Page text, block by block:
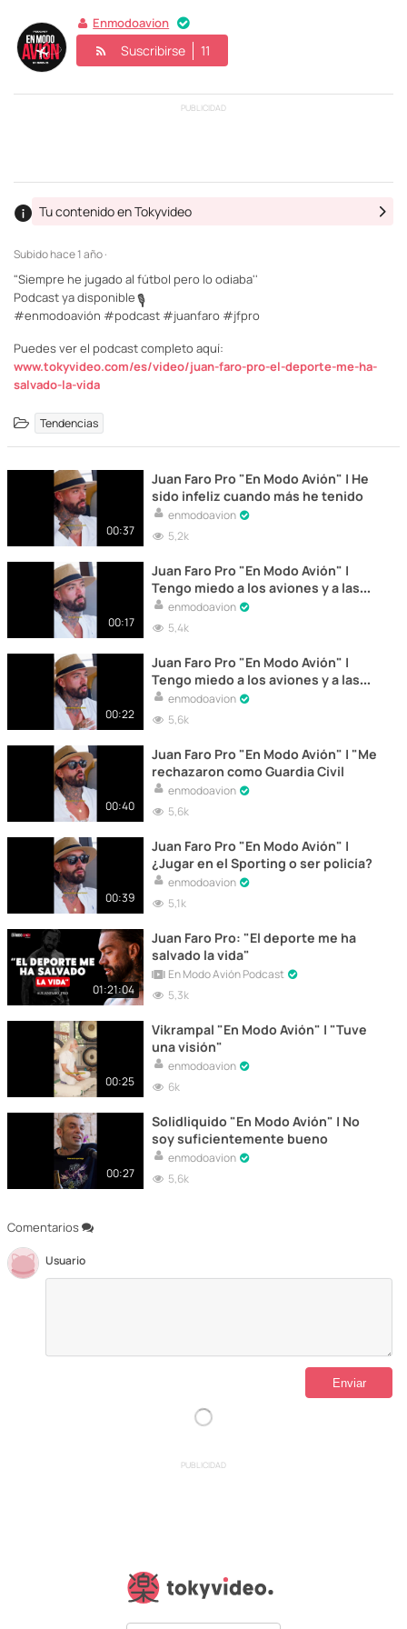
Enmodoavion
Suscribirse 11
PUBLICIDAD
Subidohace 1 año ·
Tu contenido en Tokyvideo
"Siempre he jugado al fútbol pero lo odiaba''
Podcast ya disponible🎙️
#enmodoavión #podcast #juanfaro #jfpro
Puedes ver el podcast completo aquí:
www.tokyvideo.com/es/video/juan-faro-pro-el-deporte-me-ha-
salvado-la-vida
Tendencias
Comentarios
Usuario
00:37
Juan Faro Pro "En Modo Avión" | He
sido infeliz cuando más he tenido
enmodoavion
5,2k
00:17
Juan Faro Pro "En Modo Avión" |
Tengo miedo a los aviones y a las
alturas'
enmodoavion
5,4k
00:22
Juan Faro Pro "En Modo Avión" |
Tengo miedo a los aviones y a las
alturas'
enmodoavion
5,6k
00:40
Juan Faro Pro "En Modo Avión" | "Me
rechazaron como Guardia Civil
enmodoavion
5,6k
00:39
Juan Faro Pro "En Modo Avión" |
¿Jugar en el Sporting o ser policía?
enmodoavion
5,1k
01:21:04
Juan Faro Pro: "El deporte me ha
salvado la vida"
En Modo Avión Podcast
5,3k
00:25
Vikrampal "En Modo Avión" | "Tuve
una visión"
enmodoavion
6k
00:27
Solidliquido "En Modo Avión" | No
soy suficientemente bueno
enmodoavion
5,6k
PUBLICIDAD